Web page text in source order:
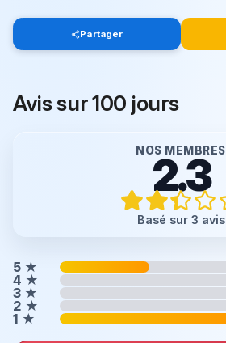
Partager
Avis sur 100 jours
NOS MEMBRES
2.3
Basé sur 3 avis
5 ★
4 ★
3 ★
2 ★
1 ★